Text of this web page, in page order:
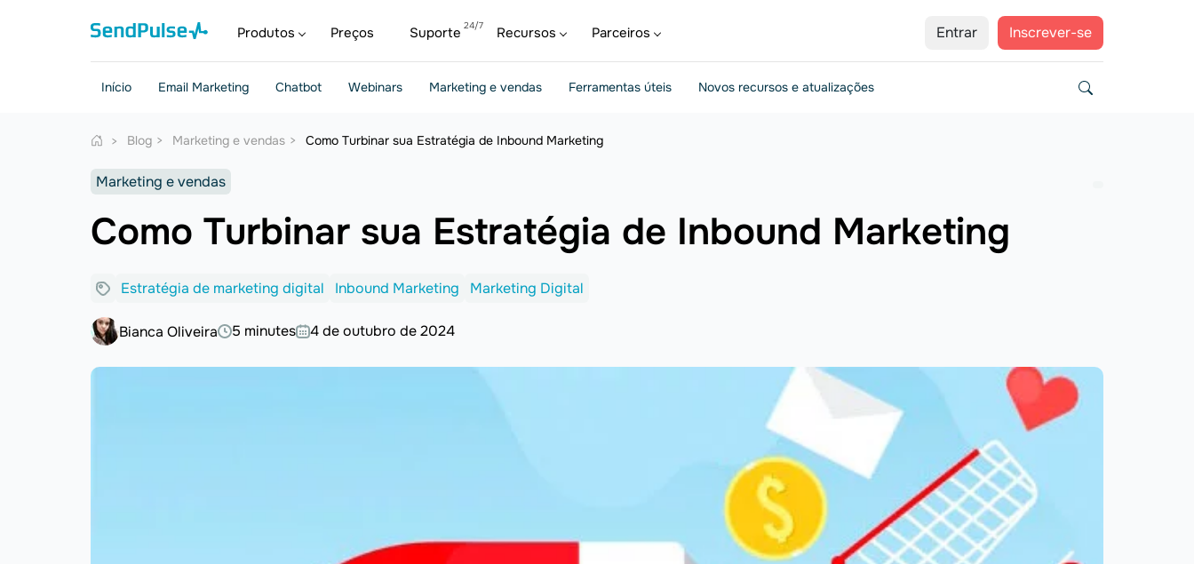
Entrar Inscrever-se
Produtos Preços Suporte Recursos Parceiros
Início Email Marketing Chatbot Webinars Marketing e vendas Ferramentas úteis Novos recursos e atualizações
Blog Marketing e vendas Como Turbinar sua Estratégia de Inbound Marketing
Marketing e vendas
Como Turbinar sua Estratégia de Inbound Marketing
Estratégia de marketing digital Inbound Marketing Marketing Digital
Bianca Oliveira 5 minutes 4 de outubro de 2024